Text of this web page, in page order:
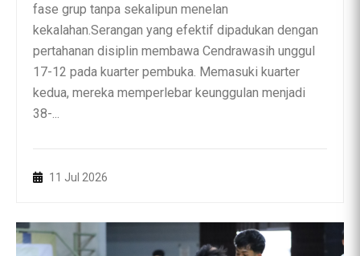
fase grup tanpa sekalipun menelan
kekalahan.Serangan yang efektif dipadukan dengan
pertahanan disiplin membawa Cendrawasih unggul
17-12 pada kuarter pembuka. Memasuki kuarter
kedua, mereka memperlebar keunggulan menjadi
38-...
11 Jul 2026